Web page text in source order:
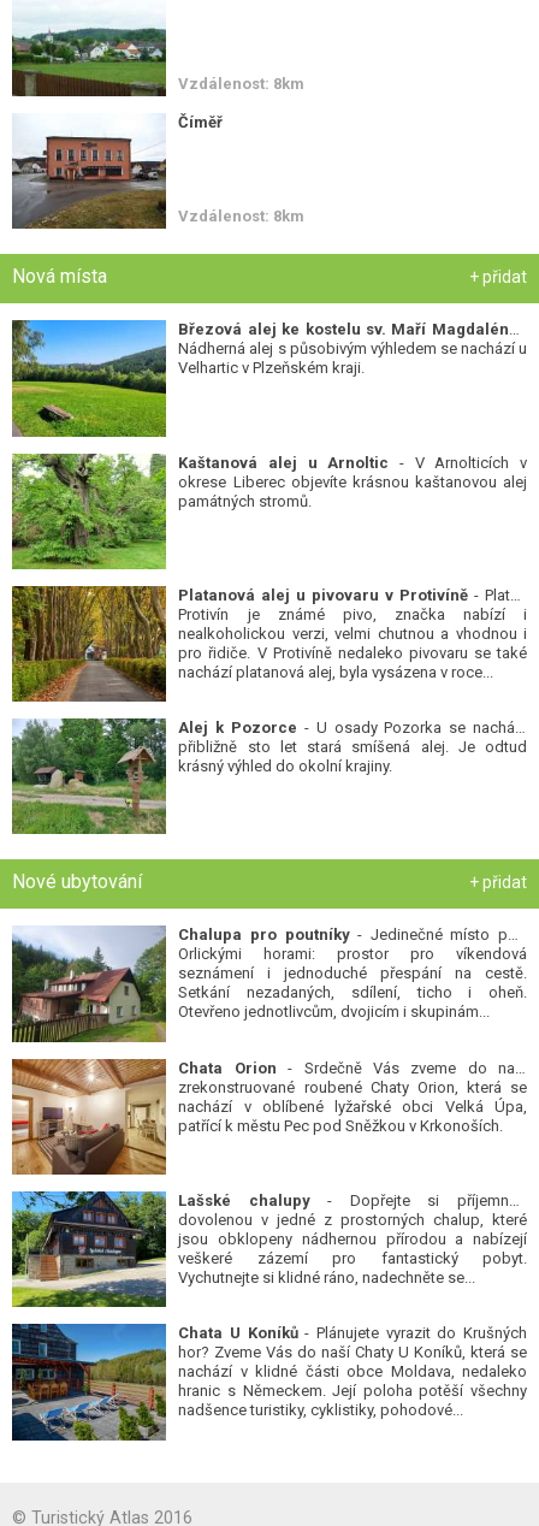
Vzdálenost: 8km
Číměř
Vzdálenost: 8km
Nová místa + přidat
Březová alej ke kostelu sv. Maří Magdalény-
Nádherná alej s působivým výhledem se nachází u
Velhartic v Plzeňském kraji.
Kaštanová alej u Arnoltic - V Arnolticích v
okrese Liberec objevíte krásnou kaštanovou alej
památných stromů.
Platanová alej u pivovaru v Protivíně - Platan
Protivín je známé pivo, značka nabízí i
nealkoholickou verzi, velmi chutnou a vhodnou i
pro řidiče. V Protivíně nedaleko pivovaru se také
nachází platanová alej, byla vysázena v roce...
Alej k Pozorce - U osady Pozorka se nachází
přibližně sto let stará smíšená alej. Je odtud
krásný výhled do okolní krajiny.
Nové ubytování + přidat
Chalupa pro poutníky- Jedinečné místo pod
Orlickými horami: prostor pro víkendová
seznámení i jednoduché přespání na cestě.
Setkání nezadaných, sdílení, ticho i oheň.
Otevřeno jednotlivcům, dvojicím i skupinám...
Chata Orion - Srdečně Vás zveme do naší
zrekonstruované roubené Chaty Orion, která se
nachází v oblíbené lyžařské obci Velká Úpa,
patřící k městu Pec pod Sněžkou v Krkonoších.
Lašské chalupy- Dopřejte si příjemnou
dovolenou v jedné z prostorných chalup, které
jsou obklopeny nádhernou přírodou a nabízejí
veškeré zázemí pro fantastický pobyt.
Vychutnejte si klidné ráno, nadechněte se...
Chata U Koníků- Plánujete vyrazit do Krušných
hor? Zveme Vás do naší Chaty U Koníků, která se
nachází v klidné části obce Moldava, nedaleko
hranic s Německem. Její poloha potěší všechny
nadšence turistiky, cyklistiky, pohodové...
© Turistický Atlas 2016